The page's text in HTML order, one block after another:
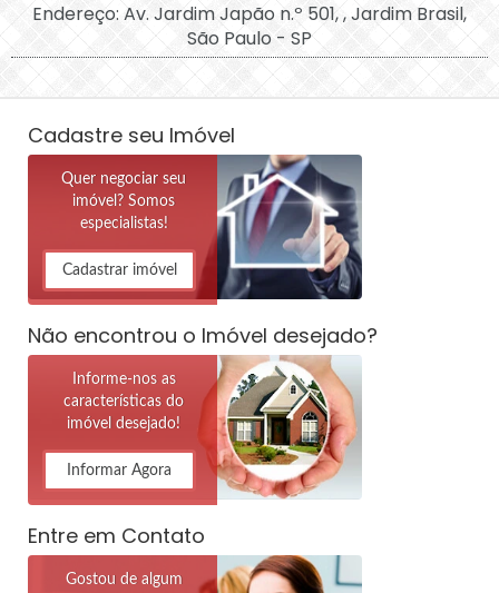
Endereço: Av. Jardim Japão n.º 501, , Jardim Brasil,
São Paulo - SP
Cadastre seu Imóvel
Quer negociar seu
imóvel? Somos
especialistas!
Cadastrar imóvel
Não encontrou o Imóvel desejado?
Informe-nos as
características do
imóvel desejado!
Informar Agora
Entre em Contato
Gostou de algum